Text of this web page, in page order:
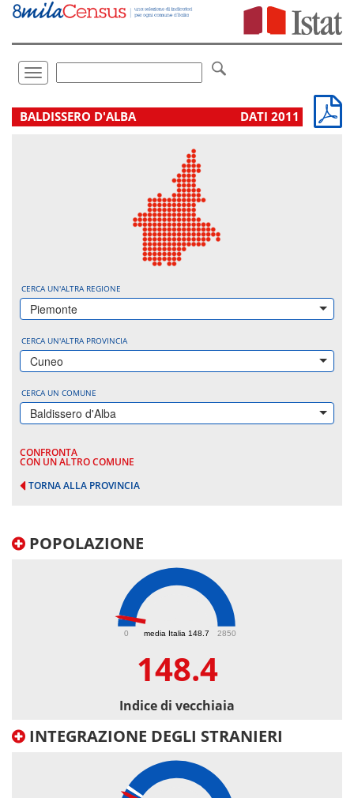
Vai
direttamente
Toggle
navigation
.
BALDISSERO D'ALBA DATI 2011
CERCA UN'ALTRA REGIONE
Piemonte
CERCA UN'ALTRA PROVINCIA
Cuneo
CERCA UN COMUNE
Baldissero d'Alba
CONFRONTA
CON UN ALTRO COMUNE
TORNA ALLA PROVINCIA
POPOLAZIONE
media Italia 148.7
0 2850
148.4
Indice di vecchiaia
INTEGRAZIONE DEGLI STRANIERI